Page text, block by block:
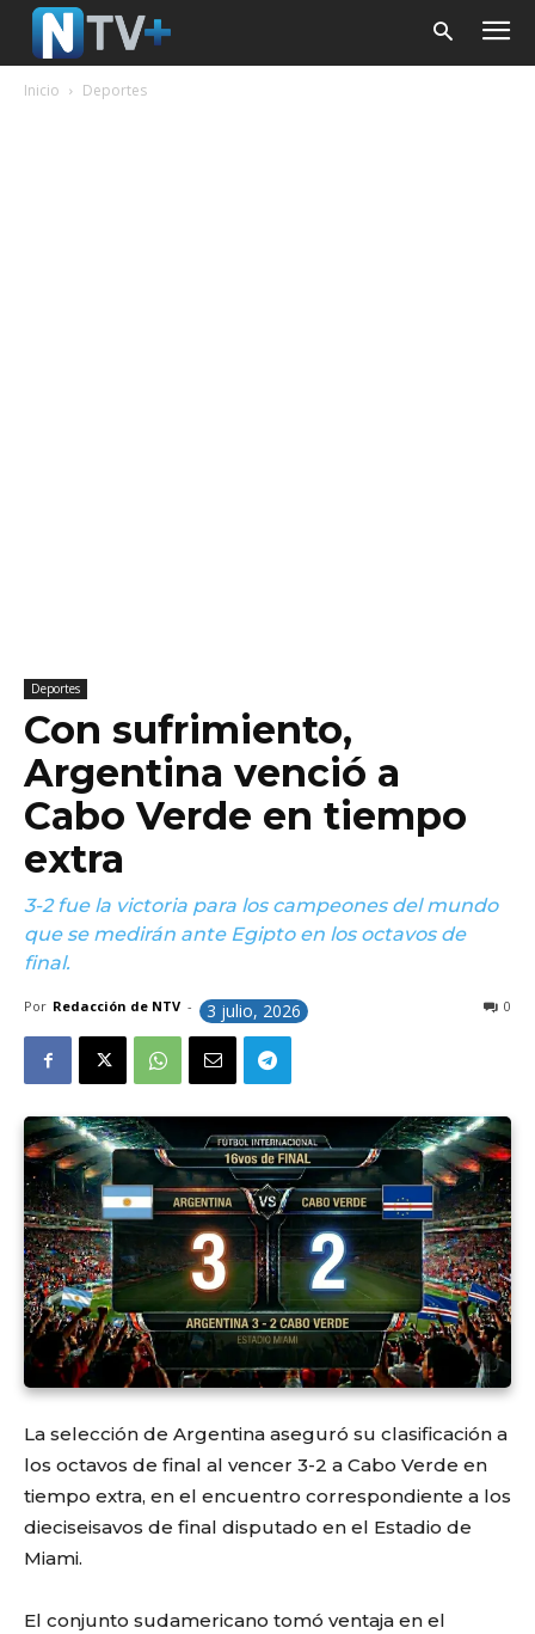
Inicio Deportes
Deportes
Con sufrimiento,
Argentina venció a
Cabo Verde en tiempo
extra
3-2 fue la victoria para los campeones del mundo
que se medirán ante Egipto en los octavos de
final.
Por Redacción de NTV - 3 julio, 2026 0
La selección de Argentina aseguró su clasificación a
los octavos de final al vencer 3-2 a Cabo Verde en
tiempo extra, en el encuentro correspondiente a los
dieciseisavos de final disputado en el Estadio de
Miami.
El conjunto sudamericano tomó ventaja en el